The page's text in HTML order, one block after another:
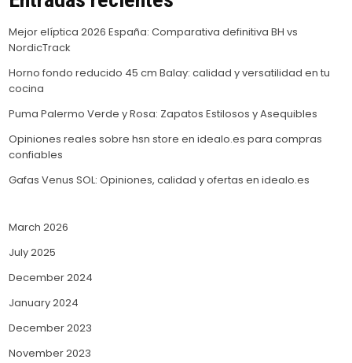
Mejor elíptica 2026 España: Comparativa definitiva BH vs
NordicTrack
Horno fondo reducido 45 cm Balay: calidad y versatilidad en tu
cocina
Puma Palermo Verde y Rosa: Zapatos Estilosos y Asequibles
Opiniones reales sobre hsn store en idealo.es para compras
confiables
Gafas Venus SOL: Opiniones, calidad y ofertas en idealo.es
March 2026
July 2025
December 2024
January 2024
December 2023
November 2023